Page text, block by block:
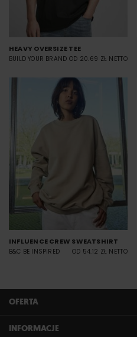
HEAVY OVERSIZE TEE
BUILD YOUR BRAND OD 20.69 ZŁ NETTO
INFLUENCE CREW SWEATSHIRT
B&C BE INSPIRED OD 54.12 ZŁ NETTO
OFERTA
INFORMACJE